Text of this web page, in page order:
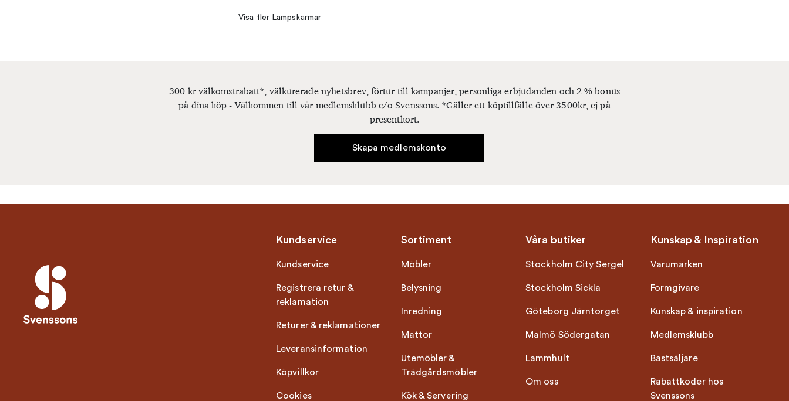
Visa fler Lampskärmar
300 kr välkomstrabatt*, välkurerade nyhetsbrev, förtur till kampanjer, personliga erbjudanden och 2 % bonus
på dina köp - Välkommen till vår medlemsklubb c/o Svenssons. *Gäller ett köptillfälle över 3500kr, ej på
presentkort.
Skapa medlemskonto
Kundservice
Kundservice
Registrera retur &
reklamation
Returer & reklamationer
Leveransinformation
Köpvillkor
Cookies
Sortiment
Möbler
Belysning
Inredning
Mattor
Utemöbler &
Trädgårdsmöbler
Kök & Servering
Våra butiker
Stockholm City Sergel
Stockholm Sickla
Göteborg Järntorget
Malmö Södergatan
Lammhult
Om oss
Kunskap & Inspiration
Varumärken
Formgivare
Kunskap & inspiration
Medlemsklubb
Bästsäljare
Rabattkoder hos
Svenssons